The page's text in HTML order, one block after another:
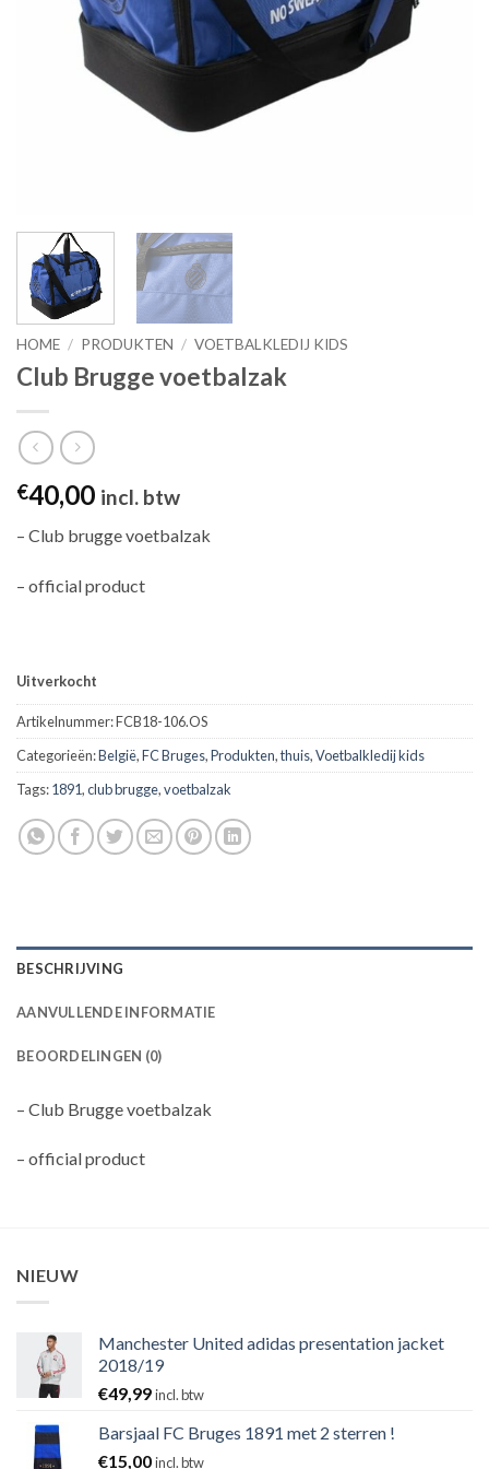
HOME / PRODUKTEN / VOETBALKLEDIJ KIDS
Club Brugge voetbalzak
€40,00 incl. btw
– Club brugge voetbalzak
– official product
Uitverkocht
Artikelnummer:FCB18-106.OS
Categorieën:België,FC Bruges,Produkten,thuis,Voetbalkledij kids
Tags:1891,club brugge,voetbalzak
BESCHRIJVING
AANVULLENDE INFORMATIE
BEOORDELINGEN (0)
– Club Brugge voetbalzak
– official product
NIEUW
Manchester United adidas presentation jacket
2018/19
€49,99incl. btw
Barsjaal FC Bruges 1891 met 2 sterren !
€15,00incl. btw